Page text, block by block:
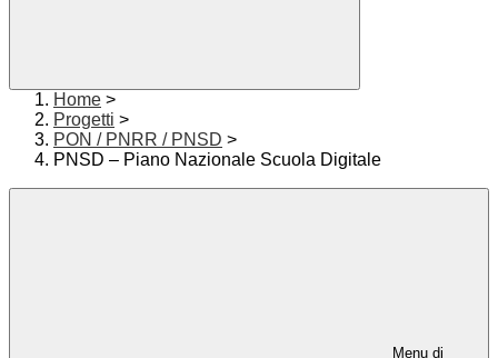
Home >
Progetti >
PON / PNRR / PNSD >
PNSD – Piano Nazionale Scuola Digitale
Menu di